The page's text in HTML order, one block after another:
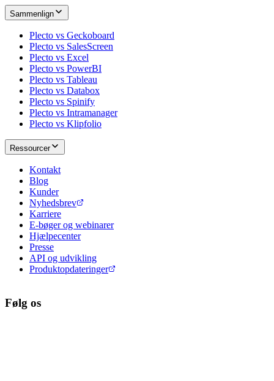
Sammenlign
Plecto vs Geckoboard
Plecto vs SalesScreen
Plecto vs Excel
Plecto vs PowerBI
Plecto vs Tableau
Plecto vs Databox
Plecto vs Spinify
Plecto vs Intramanager
Plecto vs Klipfolio
Ressourcer
Kontakt
Blog
Kunder
Nyhedsbrev
Karriere
E-bøger og webinarer
Hjælpecenter
Presse
API og udvikling
Produktopdateringer
Følg os